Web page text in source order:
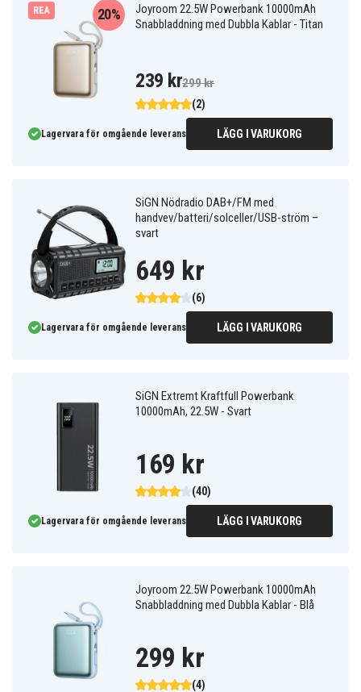
REA
Joyroom 22.5W Powerbank 10000mAh
Snabbladdning med Dubbla Kablar - Titan
(2)
20%
239 kr299 kr
Lagervara för omgående leverans LÄGG I VARUKORG
SiGN Nödradio DAB+/FM med
handvev/batteri/solceller/USB-ström –
svart
(6)
649 kr
Lagervara för omgående leverans LÄGG I VARUKORG
SiGN Extremt Kraftfull Powerbank
10000mAh, 22.5W - Svart
(40)
169 kr
Lagervara för omgående leverans LÄGG I VARUKORG
Joyroom 22.5W Powerbank 10000mAh
Snabbladdning med Dubbla Kablar - Blå
(4)
299 kr